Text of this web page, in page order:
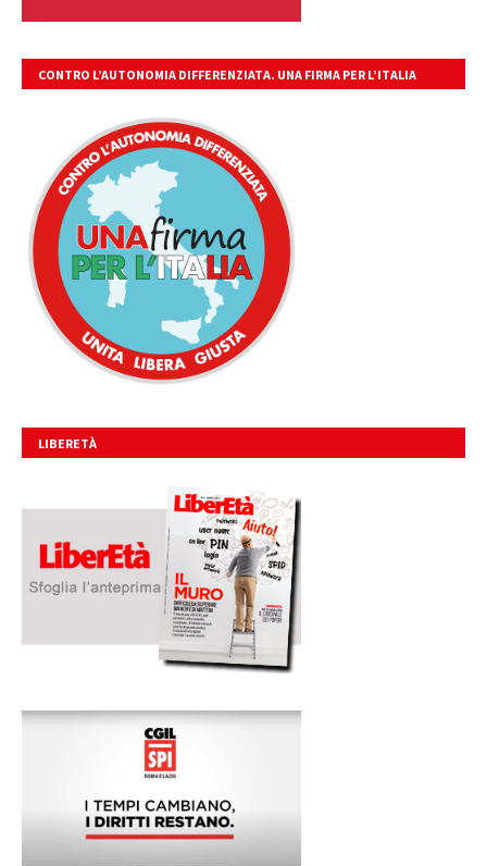
CONTRO L’AUTONOMIA DIFFERENZIATA. UNA FIRMA PER L’ITALIA
LIBERETÀ